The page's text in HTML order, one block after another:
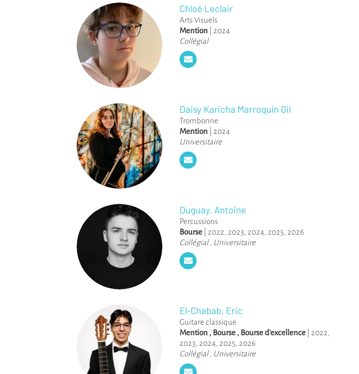
Chloé Leclair
Arts Visuels
Mention
2024
Collégial
Daisy Karicha Marroquin Gil
Trombonne
Mention
2024
Universitaire
Duguay, Antoine
Percussions
Bourse
2022 2023 2024 2025 2026
Collégial, Universitaire
El-Chabab, Eric
Guitare classique
Mention , Bourse , Bourse d'excellence 2022
2023 2024 2025 2026
Collégial, Universitaire